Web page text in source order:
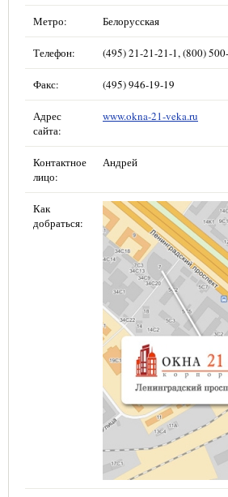
Метро: Белорусская
Телефон: (495) 21-21-21-1, (800)
Факс: (495) 946-19-19
Адрес
сайта:
www.okna-21-veka.ru
Контактное
лицо:
Андрей
Как
добраться: